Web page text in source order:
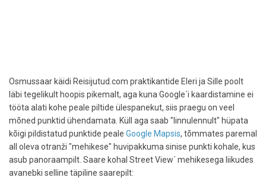
Osmussaar käidi Reisijutud.com praktikantide Eleri ja Sille poolt
läbi tegelikult hoopis pikemalt, aga kuna Google´i kaardistamine ei
tööta alati kohe peale piltide ülespanekut, siis praegu on veel
mõned punktid ühendamata. Küll aga saab "linnulennult" hüpata
kõigi pildistatud punktide peale Google Mapsis, tõmmates paremal
all oleva otranži "mehikese" huvipakkuma sinise punkti kohale, kus
asub panoraampilt. Saare kohal Street View´ mehikesega liikudes
avanebki selline täpiline saarepilt: